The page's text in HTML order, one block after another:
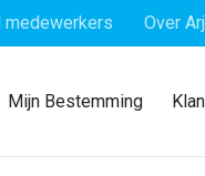
medewerkers Over
Mijn Bestemming